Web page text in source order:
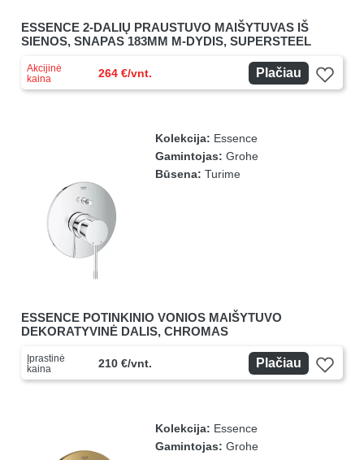
ESSENCE 2-DALIŲ PRAUSTUVO MAIŠYTUVAS IŠ
SIENOS, SNAPAS 183MM M-DYDIS, SUPERSTEEL
Akcijinė
kaina
264 €/vnt. Plačiau
Kolekcija: Essence
Gamintojas: Grohe
Būsena: Turime
ESSENCE POTINKINIO VONIOS MAIŠYTUVO
DEKORATYVINĖ DALIS, CHROMAS
Įprastinė
kaina
210 €/vnt. Plačiau
Kolekcija: Essence
Gamintojas: Grohe